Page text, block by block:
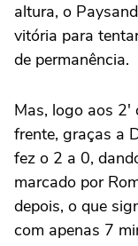
altura, o
vitória para
de permanência.
Mas, logo aos
frente, graças a
fez o 2 a 0,
marcado por
depois, o que
com apenas 7